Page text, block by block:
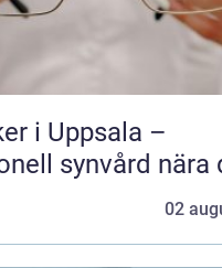
i Uppsala –
synvård nära
02